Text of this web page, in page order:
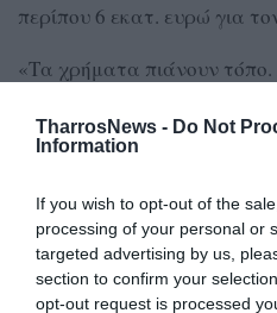
TharrosNews - Do Not
Information
If you wish to opt-out of the
processing of your personal or
targeted advertising by us,
section to confirm your
opt-out request is processed
περίπου 6 εκατ. ευρώ για
«Τα χρήματα πιάνουν
σύγχρονο αθλητικό
ανάγκες της τοπικής
δημιουργούνται και
αποτελούν παράδειγμα
όφελος των πολιτών και
δήλωσε χαρακτηριστικά ο